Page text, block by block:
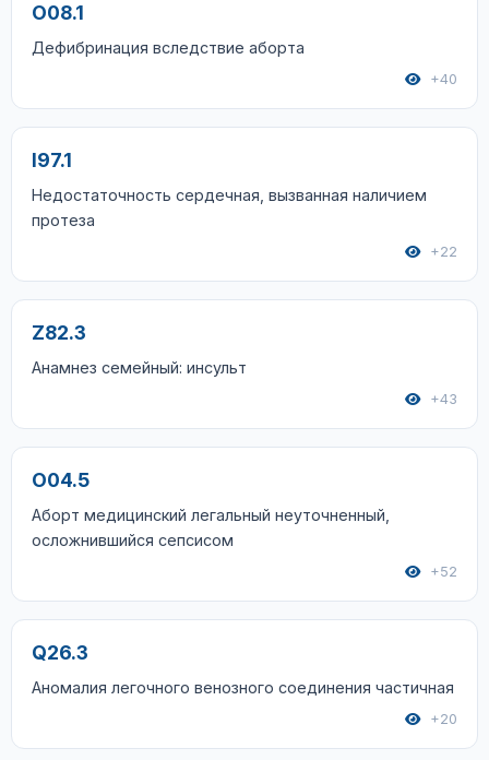
O08.1
Дефибринация вследствие аборта
+40
I97.1
Недостаточность сердечная, вызванная наличием
протеза
+22
Z82.3
Анамнез семейный: инсульт
+43
O04.5
Аборт медицинский легальный неуточненный,
осложнившийся сепсисом
+52
Q26.3
Аномалия легочного венозного соединения частичная
+20